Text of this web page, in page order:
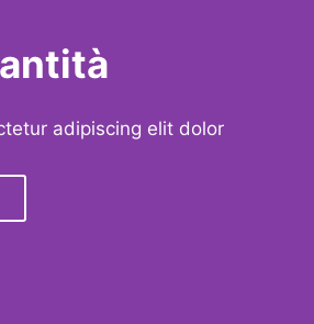
adipiscing elit dolor